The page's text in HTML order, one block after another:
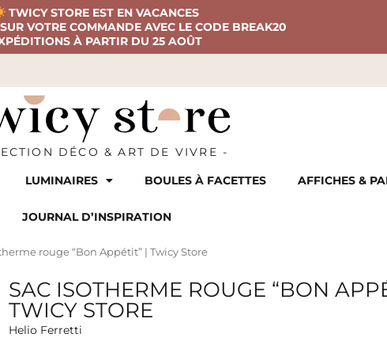
TWICY STORE EST EN VACANCES
VOTRE COMMANDE AVEC LE CODE BREAK20
À PARTIR DU 25 AOÛT
DÉCO & ART DE VIVRE -
LUMINAIRES BOULES À FACETTES AFFICHES &
JOURNAL D’INSPIRATION
rouge “Bon Appétit” | Twicy Store
SAC ISOTHERME ROUGE “BON
TWICY STORE
Helio Ferretti